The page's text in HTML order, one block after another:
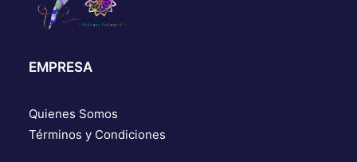
EMPRESA
Quienes Somos
Términos y Condiciones